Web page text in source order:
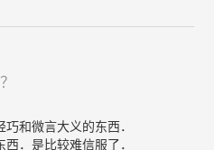
和微言大义的东西．
．是比较难信服了．